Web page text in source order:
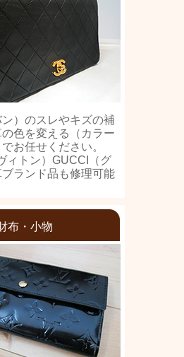
）のスレやキズの補
色を変える（カラー
お任せください。
ィトン）GUCCI（グ
ランド品も修理可能
布・小物